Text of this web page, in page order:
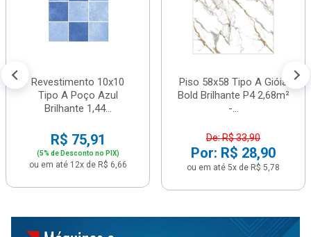
Revestimento 10x10
Tipo A Poço Azul
Brilhante 1,44...
R$ 75,91
(5% de Desconto no PIX)
ou em até 12x de R$ 6,66
Piso 58x58 Tipo A Gióia
Bold Brilhante P4 2,68m²
-...
De: R$ 33,90
Por: R$ 28,90
ou em até 5x de R$ 5,78